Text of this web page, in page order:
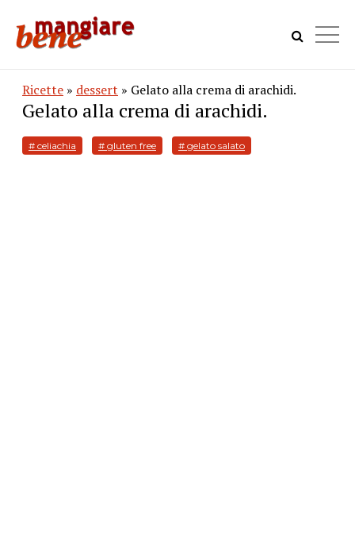
Ricette » dessert » Gelato alla crema di arachidi.
Gelato alla crema di arachidi.
# celiachia # gluten free # gelato salato